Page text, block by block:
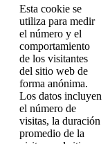
Esta cookie se
utiliza para medir
el número y el
comportamiento
de los visitantes
del sitio web de
forma anónima.
Los datos incluyen
el número de
visitas, la duración
promedio de la